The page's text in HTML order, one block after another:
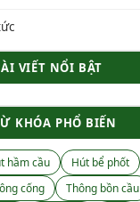
VIẾT NỔI BẬT
KHÓA PHỔ BIẾN
hầm cầu
Hút bể phốt
cống
Thông bồn cầu